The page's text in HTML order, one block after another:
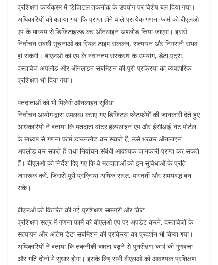
प्रशिक्षण कार्यक्रम में डिजिटल तकनीक के उपयोग पर विशेष बल दिया गया।
अधिकारियों को बताया गया कि प्राप्त होने वाले प्रत्येक गणना फार्म को बीएलओ
एप के माध्यम से डिजिटाइज्ड कर ऑनलाइन अपलोड किया जाएगा। इससे
निर्वाचन संबंधी सूचनाओं का रियल टाइम संकलन, सत्यापन और निगरानी संभव
हो सकेगी। बीएलओ को एप के नवीनतम संस्करण के उपयोग, डेटा एंट्री,
दस्तावेज अपलोड और ऑनलाइन सबमिशन की पूरी प्रक्रिया का व्यवहारिक
प्रशिक्षण भी दिया गया।
मतदाताओं को भी मिलेगी ऑनलाइन सुविधा
निर्वाचन आयोग द्वारा उपलब्ध कराए गए डिजिटल प्लेटफॉर्मों की जानकारी देते हुए
अधिकारियों ने बताया कि मतदाता वोटर हेल्पलाइन एप और ईसीआई नेट पोर्टल
के माध्यम से गणना फार्म डाउनलोड कर सकते हैं, उसे भरकर ऑनलाइन
अपलोड कर सकते हैं तथा निर्वाचन संबंधी आवश्यक जानकारी प्राप्त कर सकते
हैं। बीएलओ को निर्देश दिए गए कि वे मतदाताओं को इन सुविधाओं के प्रति
जागरूक करें, जिससे पूरी प्रक्रिया अधिक सरल, पारदर्शी और समयबद्ध बन
सके।
बीएलओ को वितरित की गई प्रशिक्षण सामग्री और किट
प्रशिक्षण सत्र में गणना फार्म को बीएलओ एप पर अपडेट करने, दस्तावेजों के
सत्यापन और अंतिम डेटा सबमिशन की प्रक्रिया का प्रदर्शन भी किया गया।
अधिकारियों ने बताया कि तकनीकी दक्षता बढ़ने से पुनरीक्षण कार्य की गुणवत्ता
और गति दोनों में सुधार होगा। इसके लिए सभी बीएलओ को आवश्यक प्रशिक्षण